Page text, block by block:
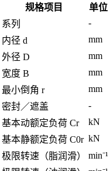
规格项目
单位
系列
-
内径 d
mm
外径 D
mm
宽度 B
mm
最小倒角 r
mm
密封／遮盖
-
基本动额定负荷 Cr
kN
基本静额定负荷 C0r kN
极限转速（脂润滑）
min⁻¹